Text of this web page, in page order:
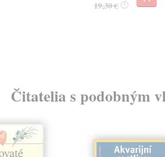
19,30 € ?
Čitatelia s podobným